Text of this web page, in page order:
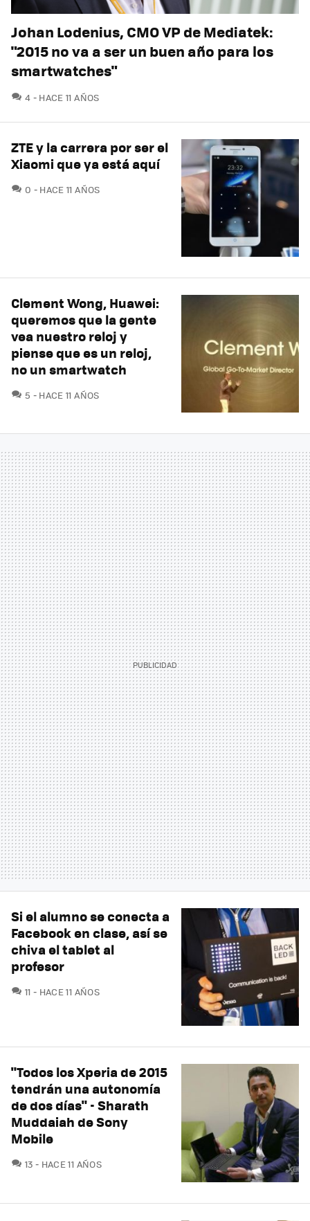
Johan Lodenius, CMO VP de Mediatek:
"2015 no va a ser un buen año para los
smartwatches"
4 COMENTARIOS
HACE 11 AÑOS
ZTE y la carrera por ser el
Xiaomi que ya está aquí
0 COMENTARIOS
HACE 11 AÑOS
Clement Wong, Huawei:
queremos que la gente
vea nuestro reloj y
piense que es un reloj,
no un smartwatch
5 COMENTARIOS
HACE 11 AÑOS
Si el alumno se conecta a
Facebook en clase, así se
chiva el tablet al
profesor
11 COMENTARIOS
HACE 11 AÑOS
"Todos los Xperia de 2015
tendrán una autonomía
de dos días" - Sharath
Muddaiah de Sony
Mobile
13 COMENTARIOS
HACE 11 AÑOS